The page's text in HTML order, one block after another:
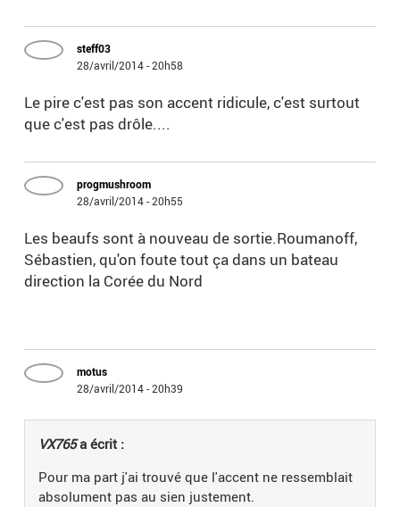
steff03
28/avril/2014 - 20h58
Le pire c'est pas son accent ridicule, c'est surtout
que c'est pas drôle....
progmushroom
28/avril/2014 - 20h55
Les beaufs sont à nouveau de sortie.Roumanoff,
Sébastien, qu'on foute tout ça dans un bateau
direction la Corée du Nord
motus
28/avril/2014 - 20h39
VX765a écrit :
Pour ma part j'ai trouvé que l'accent ne ressemblait
absolument pas au sien justement.